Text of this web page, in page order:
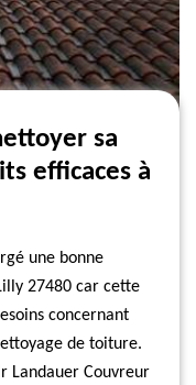
sa
efficaces à
une bonne
27480 car cette
concernant
de toiture.
Landauer Couvreur